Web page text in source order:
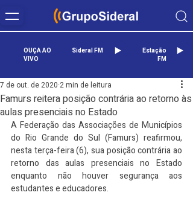
OUÇA AO
VIVO
Sideral FM
Estação
FM
Famurs reitera posição contrária ao retorno às
aulas presenciais no Estado
7 de out. de 2020 2 min de leitura
A Federação das Associações de Municípios
do Rio Grande do Sul (Famurs) reafirmou,
nesta terça-feira (6), sua posição contrária ao
retorno das aulas presenciais no Estado
enquanto não houver segurança aos
estudantes e educadores.